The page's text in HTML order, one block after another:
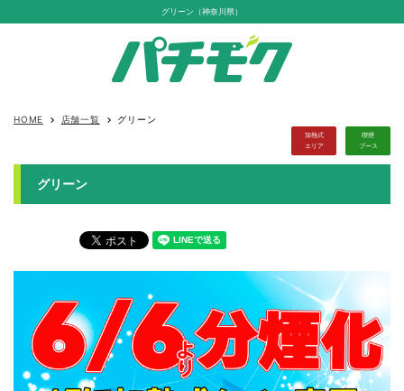
グリーン（神奈川県）
HOME keyboard_arrow_right 店舗一覧 keyboard_arrow_right グリーン
加熱式
エリア
喫煙
ブース
グリーン